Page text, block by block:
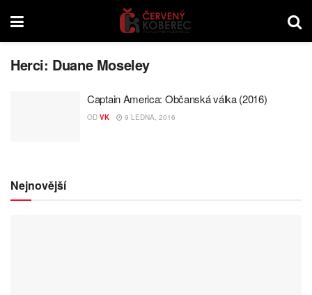
Herci: Duane Moseley
Captain America: Občanská válka (2016)
OD VK 9 LEDNA, 2016
Nejnovější